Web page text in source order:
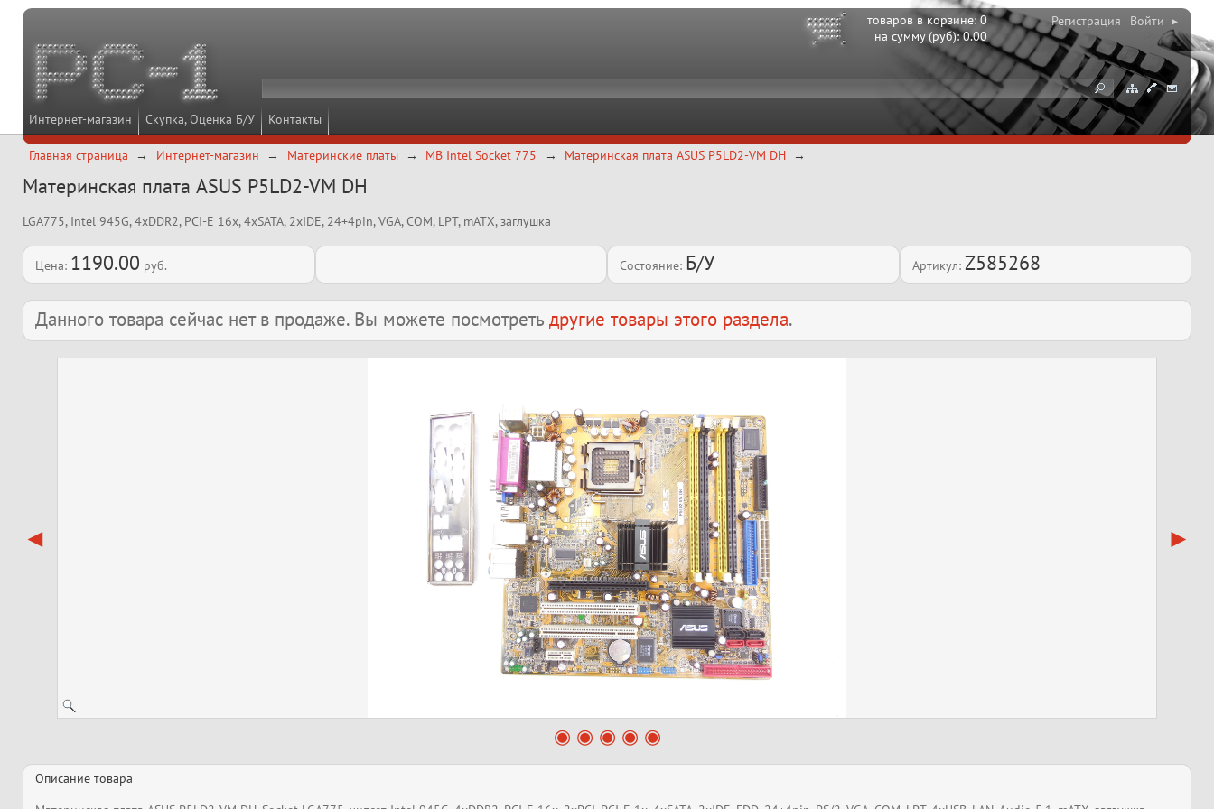
Интернет-магазин Скупка, Оценка Б/У Контакты
товаров в корзине:0
на сумму (руб):0.00
Регистрация Войти ▸
Главная страница Интернет-магазин Материнские платы MB Intel Socket 775 Материнская плата ASUS P5LD2-VM DH
Материнская плата ASUS P5LD2-VM DH
LGA775, Intel 945G, 4xDDR2, PCI-E 16x, 4xSATA, 2xIDE, 24+4pin, VGA, COM, LPT, mATX, заглушка
Цена: 1190.00 руб. Состояние: Б/У Артикул: Z585268
Данного товара сейчас нет в продаже. Вы можете посмотреть другие товары этого раздела.
Описание товара